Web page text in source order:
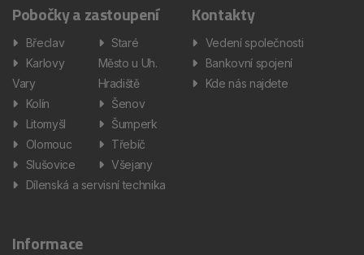
Pobočky a zastoupení
Břeclav
Karlovy
Vary
Kolín
Litomyšl
Olomouc
Slušovice
Staré
Město u Uh.
Hradiště
Šenov
Šumperk
Třebíč
Všejany
Dílenská a servisní technika
Kontakty
Vedení společnosti
Bankovní spojení
Kde nás najdete
Informace